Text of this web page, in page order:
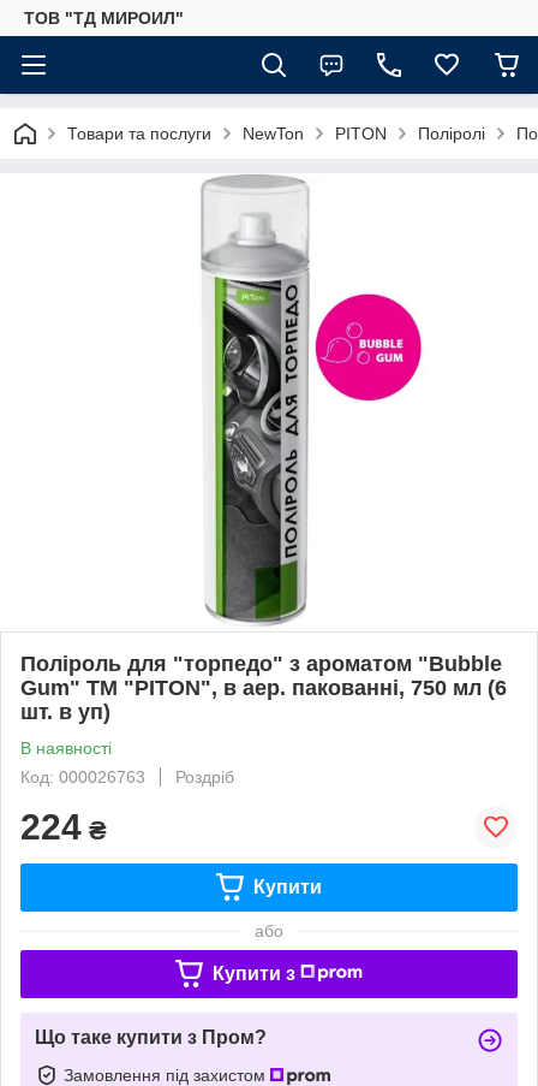
ТОВ "ТД МИРОИЛ"
Товари та послуги NewTon PITON Поліролі
Поліроль для "торпедо" з ароматом "Bubble
Gum" ТМ "PITON", в аер. пакованні, 750 мл (6
шт. в уп)
В наявності
Код: 000026763
Роздріб
224 ₴
Купити
або
Купити з
Що таке купити з Пром?
Замовлення під захистом